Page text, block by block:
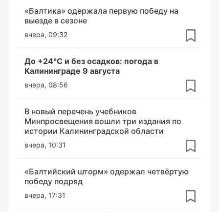
«Балтика» одержала первую победу на
выезде в сезоне
вчера, 09:32
До +24°С и без осадков: погода в
Калининграде 9 августа
вчера, 08:56
В новый перечень учебников
Минпросвещения вошли три издания по
истории Калининградской области
вчера, 10:31
«Балтийский шторм» одержал четвёртую
победу подряд
вчера, 17:31